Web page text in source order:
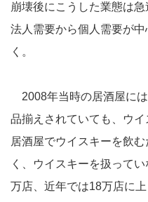
崩壊後にこうした業態は
法人需要から個人需要が
く。
2008年当時の居酒屋に
品揃えされていても、ウイ
居酒屋でウイスキーを飲
く、ウイスキーを扱って
万店、近年では18万店に